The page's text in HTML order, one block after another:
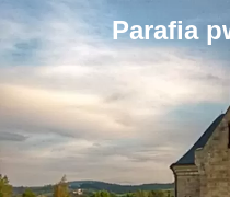
Przejdź
do
treści
Parafia